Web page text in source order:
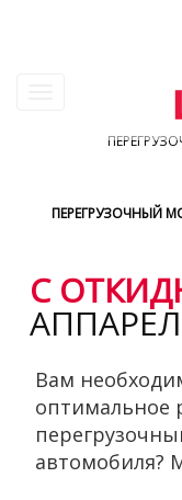
account
ПЕРЕГРУЗОЧНЫЙ
С
Вам
оптимальное
автомобиля?